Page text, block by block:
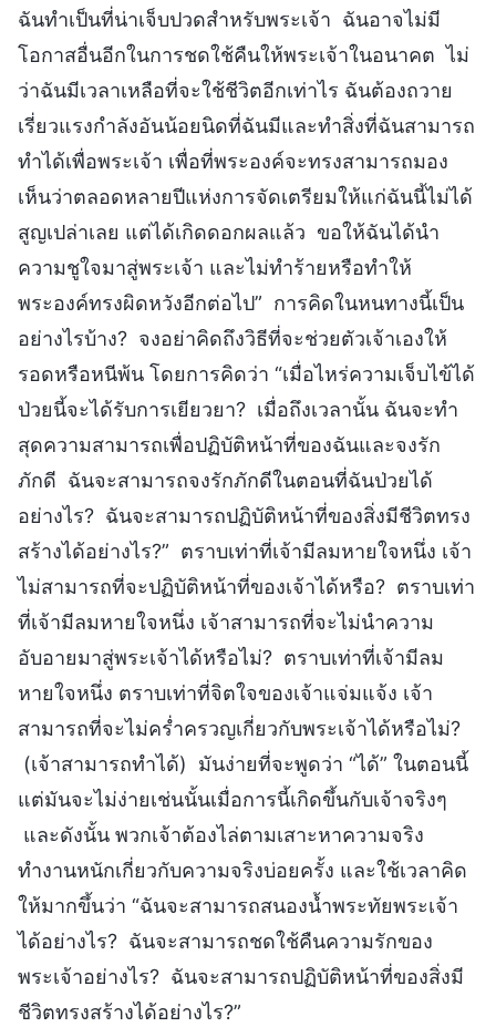
ฉันทำเป็นที่น่าเจ็บปวดสำหรับพระเจ้า ฉันอาจไม่มี
โอกาสอื่นอีกในการชดใช้คืนให้พระเจ้าในอนาคต ไม่
ว่าฉันมีเวลาเหลือที่จะใช้ชีวิตอีกเท่าไร ฉันต้องถวาย
เรี่ยวแรงกำลังอันน้อยนิดที่ฉันมีและทำสิ่งที่ฉันสามารถ
ทำได้เพื่อพระเจ้า เพื่อที่พระองค์จะทรงสามารถมอง
เห็นว่าตลอดหลายปีแห่งการจัดเตรียมให้แก่ฉันนี้ไม่ได้
สูญเปล่าเลย แต่ได้เกิดดอกผลแล้ว ขอให้ฉันได้นำ
ความชูใจมาสู่พระเจ้า และไม่ทำร้ายหรือทำให้
พระองค์ทรงผิดหวังอีกต่อไป” การคิดในหนทางนี้เป็น
อย่างไรบ้าง? จงอย่าคิดถึงวิธีที่จะช่วยตัวเจ้าเองให้
รอดหรือหนีพ้น โดยการคิดว่า “เมื่อไหร่ความเจ็บไข้ได้
ป่วยนี้จะได้รับการเยียวยา? เมื่อถึงเวลานั้น ฉันจะทำ
สุดความสามารถเพื่อปฏิบัติหน้าที่ของฉันและจงรัก
ภักดี ฉันจะสามารถจงรักภักดีในตอนที่ฉันป่วยได้
อย่างไร? ฉันจะสามารถปฏิบัติหน้าที่ของสิ่งมีชีวิตทรง
สร้างได้อย่างไร?” ตราบเท่าที่เจ้ามีลมหายใจหนึ่ง เจ้า
ไม่สามารถที่จะปฏิบัติหน้าที่ของเจ้าได้หรือ? ตราบเท่า
ที่เจ้ามีลมหายใจหนึ่ง เจ้าสามารถที่จะไม่นำความ
อับอายมาสู่พระเจ้าได้หรือไม่? ตราบเท่าที่เจ้ามีลม
หายใจหนึ่ง ตราบเท่าที่จิตใจของเจ้าแจ่มแจ้ง เจ้า
สามารถที่จะไม่คร่ำครวญเกี่ยวกับพระเจ้าได้หรือไม่?
(เจ้าสามารถทำได้) มันง่ายที่จะพูดว่า “ได้” ในตอนนี้
แต่มันจะไม่ง่ายเช่นนั้นเมื่อการนี้เกิดขึ้นกับเจ้าจริงๆ
และดังนั้น พวกเจ้าต้องไล่ตามเสาะหาความจริง
ทำงานหนักเกี่ยวกับความจริงบ่อยครั้ง และใช้เวลาคิด
ให้มากขึ้นว่า “ฉันจะสามารถสนองน้ำพระทัยพระเจ้า
ได้อย่างไร? ฉันจะสามารถชดใช้คืนความรักของ
พระเจ้าอย่างไร? ฉันจะสามารถปฏิบัติหน้าที่ของสิ่งมี
ชีวิตทรงสร้างได้อย่างไร?”